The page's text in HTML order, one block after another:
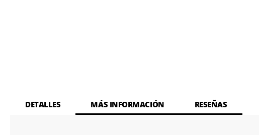
DETALLES MÁS INFORMACIÓN RESEÑAS